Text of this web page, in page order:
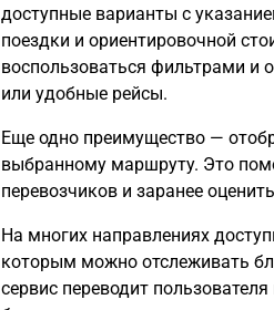
доступные варианты с
поездки и ориентировочной
воспользоваться фильтрами и
или удобные рейсы.
Еще одно преимущество —
выбранному маршруту. Это
перевозчиков и заранее
На многих направлениях
которым можно отслеживать
сервис переводит